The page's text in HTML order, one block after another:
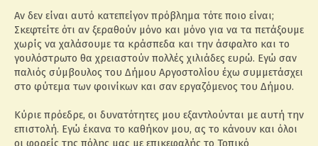
Αν δεν είναι αυτό κατεπείγον πρόβλημα τότε ποιο είναι;
Σκεφτείτε ότι αν ξεραθούν μόνο και μόνο για να τα πετάξουμε
χωρίς να χαλάσουμε τα κράσπεδα και την άσφαλτο και το
γουλόστρωτο θα χρειαστούν πολλές χιλιάδες ευρώ. Εγώ σαν
παλιός σύμβουλος του Δήμου Αργοστολίου έχω συμμετάσχει
στο φύτεμα των φοινίκων και σαν εργαζόμενος του Δήμου.
Κύριε πρόεδρε, οι δυνατότητες μου εξαντλούνται με αυτή την
επιστολή. Εγώ έκανα το καθήκον μου, ας το κάνουν και όλοι
οι φορείς της πόλης μας με επικεφαλής το Τοπικό